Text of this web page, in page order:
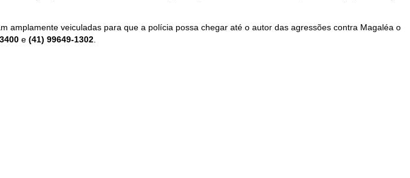
amplamente veiculadas para que a polícia possa chegar até o autor das agressões contra Magaléa o
e (41) 99649-1302